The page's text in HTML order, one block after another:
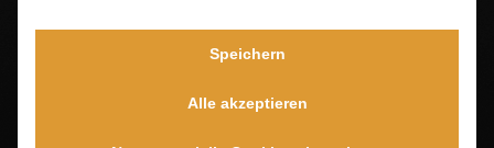
Bitte beachten Sie, dass dabei Daten an Drittanbieter
weitergegeben werden.
Inhalt entsperren
Speichern
Alle akzeptieren